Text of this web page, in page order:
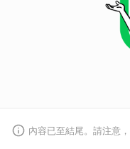
內容已至結尾。請注意